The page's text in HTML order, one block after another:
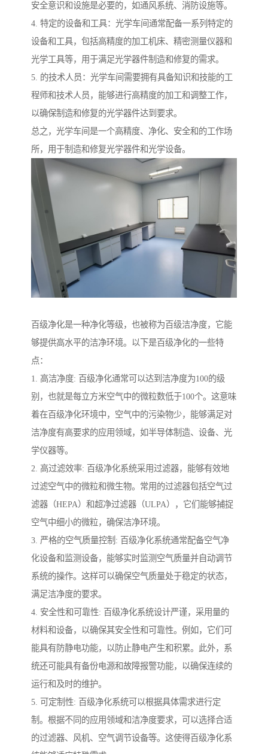
安全意识和设施是必要的，如通风系统、消防设施等。
4. 特定的设备和工具：光学车间通常配备一系列特定的
设备和工具，包括高精度的加工机床、精密测量仪器和
光学工具等，用于满足光学器件制造和修复的需求。
5. 的技术人员：光学车间需要拥有具备知识和技能的工
程师和技术人员，能够进行高精度的加工和调整工作，
以确保制造和修复的光学器件达到要求。
总之，光学车间是一个高精度、净化、安全和的工作场
所，用于制造和修复光学器件和光学设备。
百级净化是一种净化等级，也被称为百级洁净度，它能
够提供高水平的洁净环境。以下是百级净化的一些特
点：
1. 高洁净度: 百级净化通常可以达到洁净度为100的级
别，也就是每立方米空气中的微粒数低于100个。这意味
着在百级净化环境中，空气中的污染物少，能够满足对
洁净度有高要求的应用领域，如半导体制造、设备、光
学仪器等。
2. 高过滤效率: 百级净化系统采用过滤器，能够有效地
过滤空气中的微粒和微生物。常用的过滤器包括空气过
滤器（HEPA）和超净过滤器（ULPA），它们能够捕捉
空气中细小的微粒，确保洁净环境。
3. 严格的空气质量控制: 百级净化系统通常配备空气净
化设备和监测设备，能够实时监测空气质量并自动调节
系统的操作。这样可以确保空气质量处于稳定的状态，
满足洁净度的要求。
4. 安全性和可靠性: 百级净化系统设计严谨，采用量的
材料和设备，以确保其安全性和可靠性。例如，它们可
能具有防静电功能，以防止静电产生和积累。此外，系
统还可能具有备份电源和故障报警功能，以确保连续的
运行和及时的维护。
5. 可定制性: 百级净化系统可以根据具体需求进行定
制。根据不同的应用领域和洁净度要求，可以选择合适
的过滤器、风机、空气调节设备等。这使得百级净化系